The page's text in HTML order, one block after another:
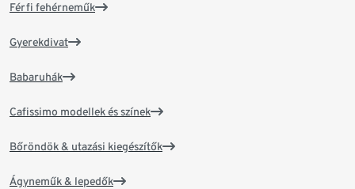
Férfi fehérneműk
Gyerekdivat
Babaruhák
Cafissimo modellek és színek
Bőröndök & utazási kiegészítők
Ágyneműk & lepedők